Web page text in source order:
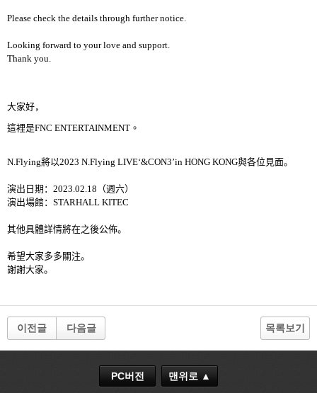
Please check the details through further notice.
Looking forward to your love and support.
Thank you.
大家好，
這裡是FNC ENTERTAINMENT 。
N.Flying將以2023 N.Flying LIVE‘&CON3’in HONG KONG與各位見面。
演出日期： 2023.02.18 （週六）
演出場館： STARHALL KITEC
其他具體詳情將在之後公佈。
希望大家多多關注。
謝謝大家。
이전글 다음글 목록보기
PC버전 맨위로 ▲